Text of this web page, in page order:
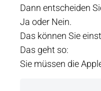
Dann entscheiden
Ja oder Nein.
Das können Sie
Das geht so:
Sie müssen die